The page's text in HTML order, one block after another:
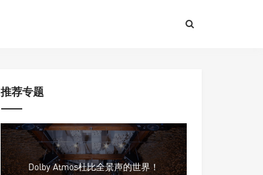
推荐专题
Dolby Atmos杜比全景声的世界！